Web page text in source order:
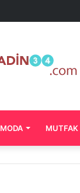
MODA MUTFAK